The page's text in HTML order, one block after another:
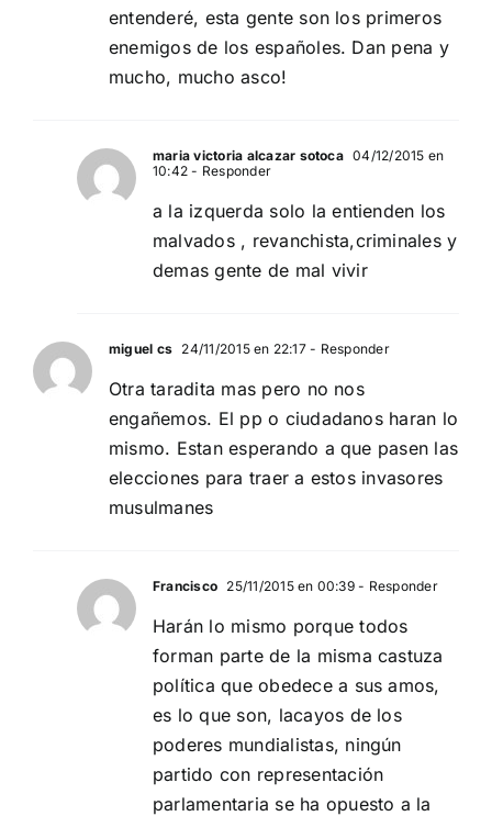
entenderé, esta gente son los primeros
enemigos de los españoles. Dan pena y
mucho, mucho asco!
maria victoria alcazar sotoca 04/12/2015 en
10:42 - Responder
a la izquerda solo la entienden los
malvados , revanchista,criminales y
demas gente de mal vivir
miguel cs 24/11/2015 en 22:17- Responder
Otra taradita mas pero no nos
engañemos. El pp o ciudadanos haran lo
mismo. Estan esperando a que pasen las
elecciones para traer a estos invasores
musulmanes
Francisco 25/11/2015 en 00:39- Responder
Harán lo mismo porque todos
forman parte de la misma castuza
política que obedece a sus amos,
es lo que son, lacayos de los
poderes mundialistas, ningún
partido con representación
parlamentaria se ha opuesto a la